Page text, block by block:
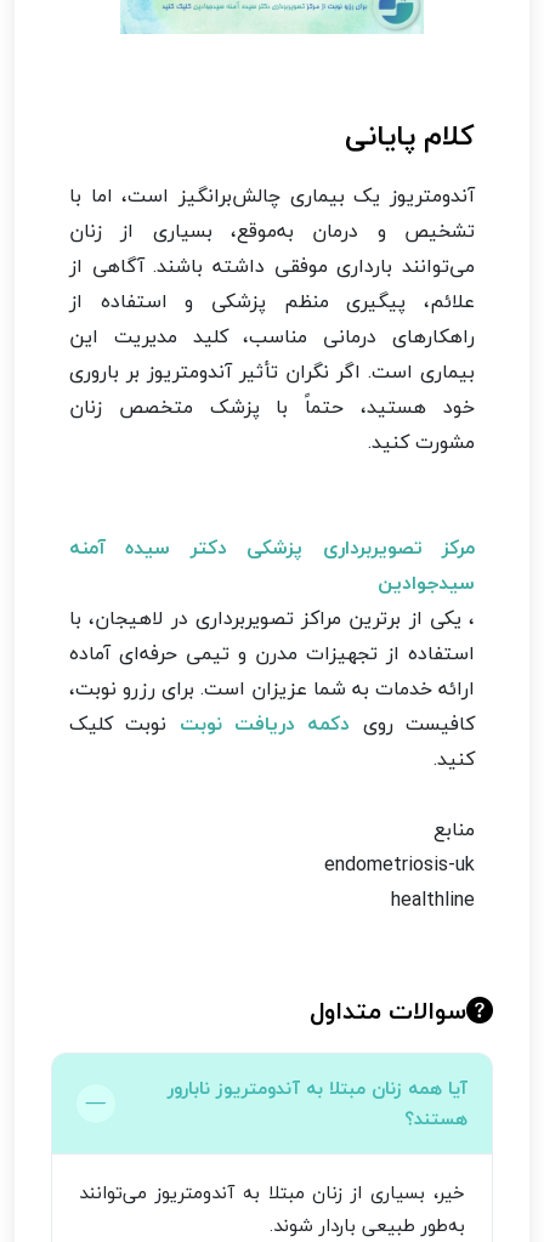
کلام پایانی
آندومتریوز یک بیماری چالش‌برانگیز است، اما با
تشخیص و درمان به‌موقع، بسیاری از زنان
می‌توانند بارداری موفقی داشته باشند. آگاهی از
علائم، پیگیری منظم پزشکی و استفاده از
راهکارهای درمانی مناسب، کلید مدیریت این
بیماری است. اگر نگران تأثیر آندومتریوز بر باروری
خود هستید، حتماً با پزشک متخصص زنان
مشورت کنید.
مرکز تصویربرداری پزشکی دکتر سیده آمنه
سیدجوادین
، یکی از برترین مراکز تصویربرداری در لاهیجان، با
استفاده از تجهیزات مدرن و تیمی حرفه‌ای آماده
ارائه خدمات به شما عزیزان است. برای رزرو نوبت،
کافیست روی دکمه دریافت نوبت نوبت کلیک
کنید.
منابع
endometriosis-uk
healthline
سوالات متداول
آیا همه زنان مبتلا به آندومتریوز نابارور
هستند؟
خیر، بسیاری از زنان مبتلا به آندومتریوز می‌توانند
به‌طور طبیعی باردار شوند.